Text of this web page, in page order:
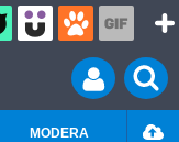
MODERA